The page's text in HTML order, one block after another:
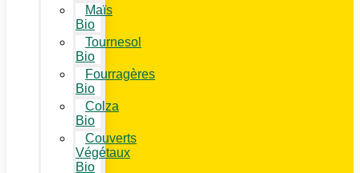
Maïs
Bio
Tournesol
Bio
Fourragères
Bio
Colza
Bio
Couverts
Végétaux
Bio